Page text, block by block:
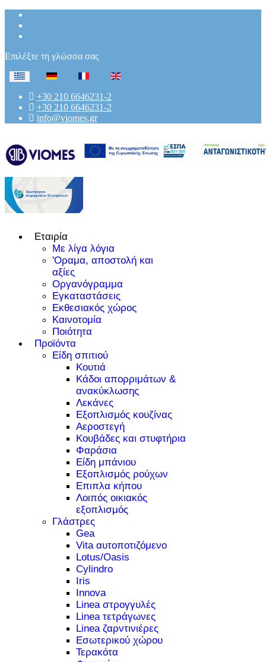
Επιλέξτε τη γλώσσα σας
+30 210 6646231-2
+30 210 6646231-2
info@viomes.gr
Εταιρία
Με λίγα λόγια
'Οραμα, αποστολή και
αξίες
Οργανόγραμμα
Εγκαταστάσεις
Εκθεσιακός χώρος
Καινοτομία
Ποιότητα
Προϊόντα
Είδη σπιτιού
Κουτιά
Κάδοι απορριμάτων &
ανακύκλωσης
Λεκάνες
Εξοπλισμός κουζίνας
Αεροστεγή
Κουβάδες και στυφτήρια
Φαράσια
Είδη μπάνιου
Εξοπλισμός ρούχων
Επιπλα κήπου
Λοιπός οικιακός
εξοπλισμός
Γλάστρες
Gea
Vita αυτοποτιζόμενο
Lotus/Oasis
Cylindro
Iris
Innova
Linea στρογγυλές
Linea τετράγωνες
Linea ζαρντινιέρες
Εσωτερικού χώρου
Τερακότα